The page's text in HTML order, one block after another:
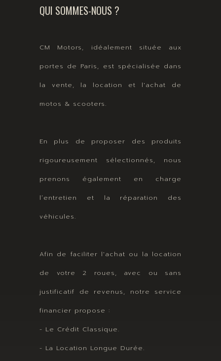
QUI SOMMES-NOUS ?
CM Motors, idéalement située aux
portes de Paris, est spécialisée dans
la vente, la location et l'achat de
motos & scooters.
En plus de proposer des produits
rigoureusement sélectionnés, nous
prenons également en charge
l’entretien et la réparation des
véhicules.
Afin de faciliter l'achat ou la location
de votre 2 roues, avec ou sans
justificatif de revenus, notre service
financier propose :
- Le Crédit Classique.
- La Location Longue Durée.